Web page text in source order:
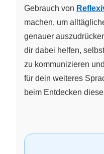
Gebrauch von
machen, um
genauer
dir dabei helfen,
zu kommunizieren
für dein weiteres
beim Entdecken